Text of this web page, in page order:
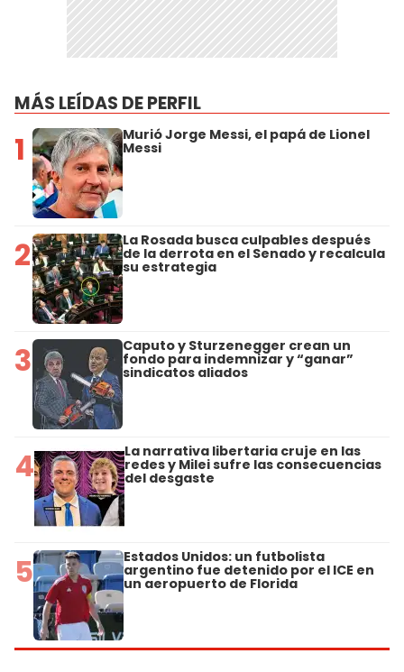
MÁS LEÍDAS DE PERFIL
1 Murió Jorge Messi, el papá de Lionel
Messi
2 La Rosada busca culpables después
de la derrota en el Senado y recalcula
su estrategia
3 Caputo y Sturzenegger crean un
fondo para indemnizar y “ganar”
sindicatos aliados
4 La narrativa libertaria cruje en las
redes y Milei sufre las consecuencias
del desgaste
5 Estados Unidos: un futbolista
argentino fue detenido por el ICE en
un aeropuerto de Florida